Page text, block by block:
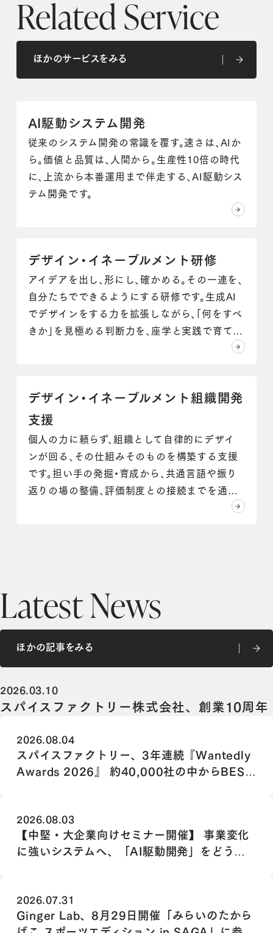
Related Service
ほかのサービスをみる
AI駆動システム開発
従来のシステム開発の常識を覆す。速さは、AIか
ら。価値と品質は、人間から。生産性10倍の時代
に、上流から本番運用まで伴走する、AI駆動シス
テム開発です。
デザイン・イネーブルメント研修
アイデアを出し、形にし、確かめる。その一連を、
自分たちでできるようにする研修です。生成AI
でデザインをする力を拡張しながら、「何をすべ
きか」を見極める判断力を、座学と実践で育てま
デザイン・イネーブルメント組織開発
支援
個人の力に頼らず、組織として自律的にデザイ
ンが回る、その仕組みそのものを構築する支援
です。担い手の発掘・育成から、共通言語や振り
返りの場の整備、評価制度との接続までを通じ
Latest News
ほかの記事をみる
2026.03.10
スパイスファクトリー株式会社、創業10周年
2026.08.04
スパイスファクトリー、3年連続『Wantedly
Awards 2026』 約40,000社の中からBEST
2026.08.03
【中堅・大企業向けセミナー開催】 事業変化
に強いシステムへ、「AI駆動開発」をどう組
2026.07.31
Ginger Lab、8月29日開催「みらいのたから